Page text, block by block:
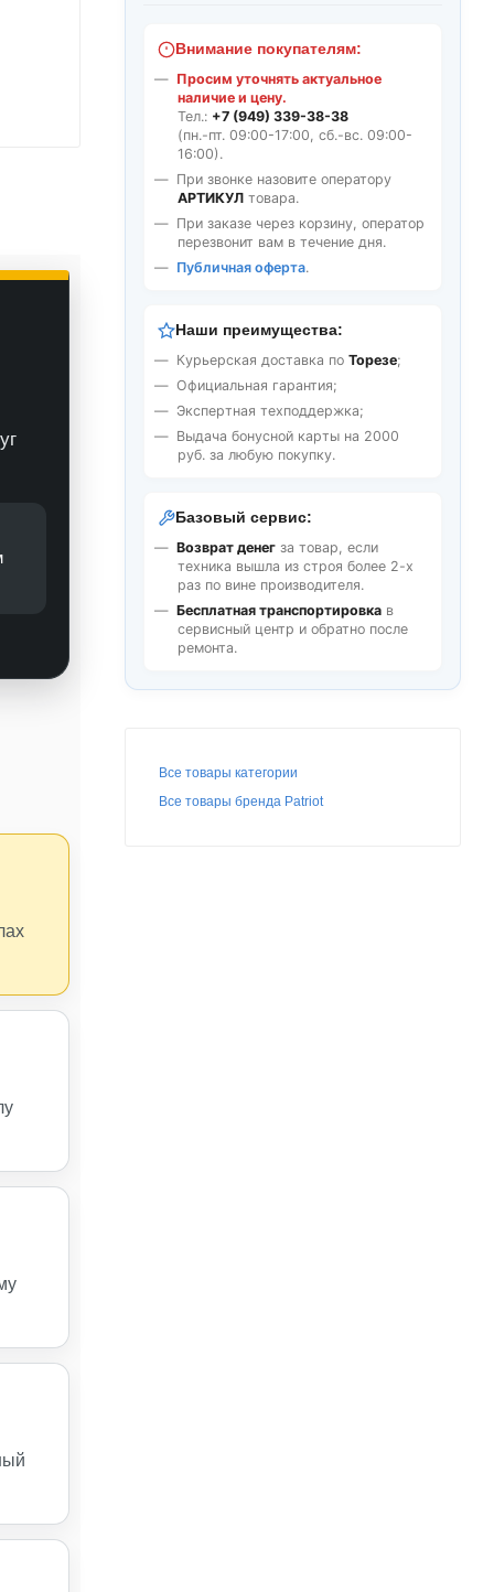
Внимание покупателям:
Просим уточнять актуальное
наличие и цену.
Тел.: +7 (949) 339-38-38
(пн.-пт. 09:00-17:00, сб.-вс. 09:00-
16:00).
При звонке назовите оператору
АРТИКУЛ товара.
При заказе через корзину, оператор
перезвонит вам в течение дня.
Публичная оферта.
Наши преимущества:
Курьерская доставка по Торезе;
Официальная гарантия;
Экспертная техподдержка;
Выдача бонусной карты на 2000
руб. за любую покупку.
Базовый сервис:
Возврат денег за товар, если
техника вышла из строя более 2-х
раз по вине производителя.
Бесплатная транспортировка в
сервисный центр и обратно после
ремонта.
Все товары категории
Все товары бренда Patriot